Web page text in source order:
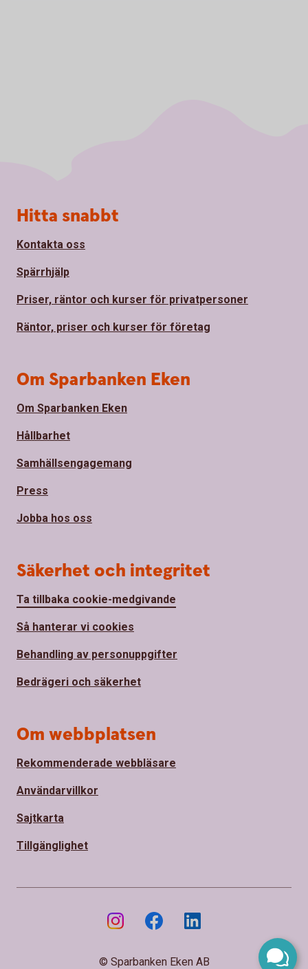
Sidfot
Hitta snabbt
Kontakta oss
Spärrhjälp
Priser, räntor och kurser för privatpersoner
Räntor, priser och kurser för företag
Om Sparbanken Eken
Om Sparbanken Eken
Hållbarhet
Samhällsengagemang
Press
Jobba hos oss
Säkerhet och integritet
Ta tillbaka cookie-medgivande
Så hanterar vi cookies
Behandling av personuppgifter
Bedrägeri och säkerhet
Om webbplatsen
Rekommenderade webbläsare
Användarvillkor
Sajtkarta
Tillgänglighet
© Sparbanken Eken AB